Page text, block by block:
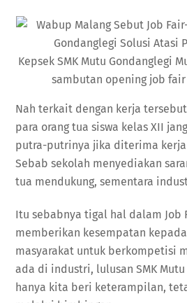
Kepsek SMK Mutu Gondanglegi
sambutan opening job
Nah terkait dengan kerja
para orang tua siswa kelas XII
putra-putrinya jika diterima
Sebab sekolah menyediakan
tua mendukung, sementara
Itu sebabnya tigal hal dalam Job
memberikan kesempatan
masyarakat untuk berkompetisi
ada di industri, lulusan SMK
hanya kita beri keterampilan,